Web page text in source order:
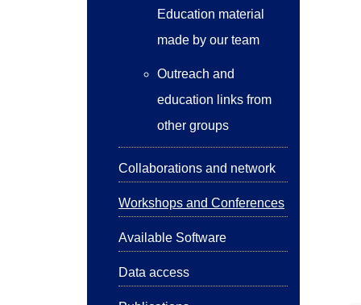
Education material
made by our team
Outreach and
education links from
other groups
Collaborations and network
Workshops and Conferences
Available Software
Data access